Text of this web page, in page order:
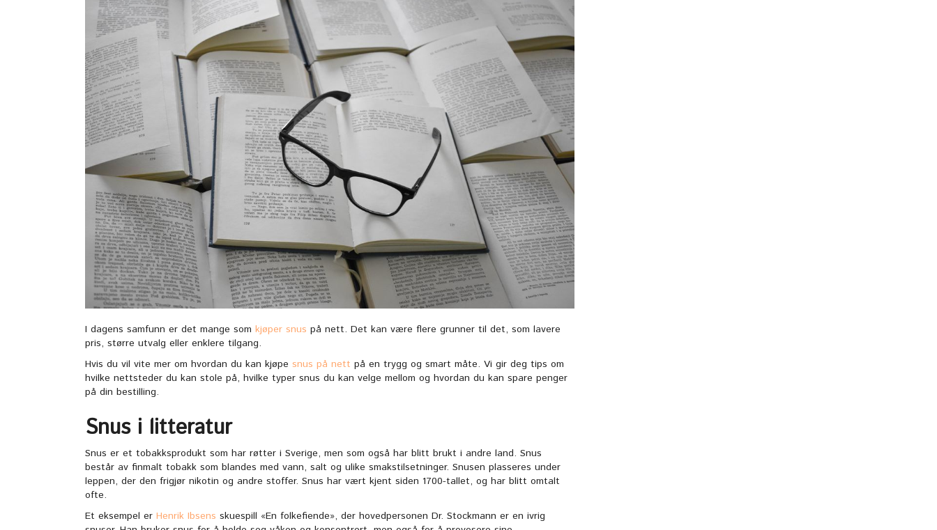
I dagens samfunn er det mange som kjøper snus på nett. Det kan være flere grunner til det, som lavere
pris, større utvalg eller enklere tilgang.
Hvis du vil vite mer om hvordan du kan kjøpe snus på nett på en trygg og smart måte. Vi gir deg tips om
hvilke nettsteder du kan stole på, hvilke typer snus du kan velge mellom og hvordan du kan spare penger
på din bestilling.
Snus i litteratur
Snus er et tobakksprodukt som har røtter i Sverige, men som også har blitt brukt i andre land. Snus
består av finmalt tobakk som blandes med vann, salt og ulike smakstilsetninger. Snusen plasseres under
leppen, der den frigjør nikotin og andre stoffer. Snus har vært kjent siden 1700-tallet, og har blitt omtalt
ofte.
Et eksempel er Henrik Ibsens skuespill «En folkefiende», der hovedpersonen Dr. Stockmann er en ivrig